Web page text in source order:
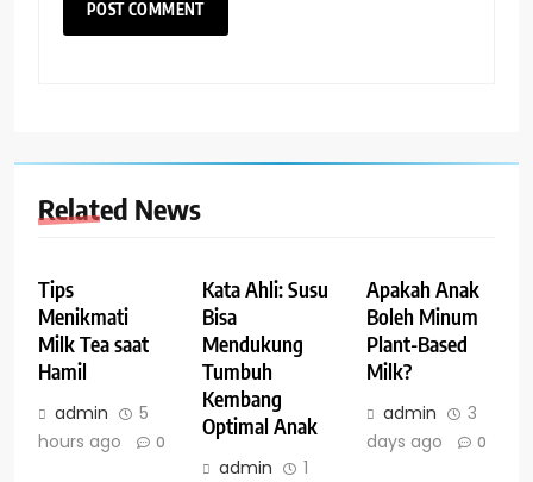
Related News
Tips
Menikmati
Milk Tea saat
Hamil
admin
5
hours ago
0
Kata Ahli: Susu
Bisa
Mendukung
Tumbuh
Kembang
Optimal Anak
admin
1
Apakah Anak
Boleh Minum
Plant-Based
Milk?
admin
3
days ago
0